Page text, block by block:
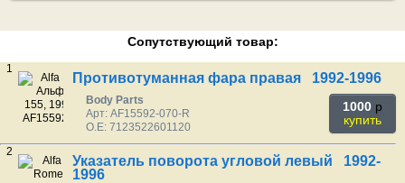
Сопутствующий товар:
1
Противотуманная фара правая 1992-1996
Body Parts
Арт: AF15592-070-R
O.E: 7123522601120
1000 p
купить
2
Указатель поворота угловой левый 1992-
1996